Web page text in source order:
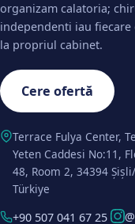
organizam calatoria;
independenti iau fiecare
la propriul cabinet.
Cere ofertă
Terrace Fulya Center,
Yeten Caddesi No:11,
48, Room 2, 34394
Türkiye
+90 507 041 67 25